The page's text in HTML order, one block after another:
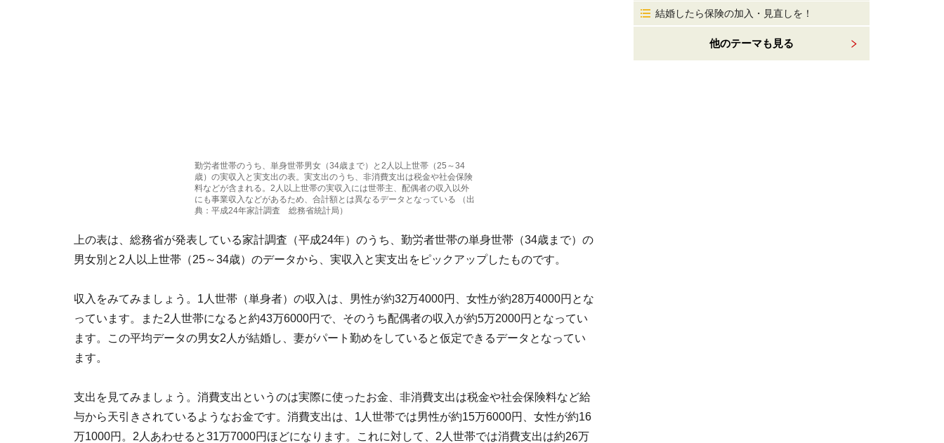
勤労者世帯のうち、単身世帯男女（34歳まで）と2人以上世帯（25～34
歳）の実収入と実支出の表。実支出のうち、非消費支出は税金や社会保険
料などが含まれる。2人以上世帯の実収入には世帯主、配偶者の収入以外
にも事業収入などがあるため、合計額とは異なるデータとなっている （出
典：平成24年家計調査 総務省統計局）
上の表は、総務省が発表している家計調査（平成24年）のうち、勤労者世帯の単身世帯（34歳まで）の
男女別と2人以上世帯（25～34歳）のデータから、実収入と実支出をピックアップしたものです。
収入をみてみましょう。1人世帯（単身者）の収入は、男性が約32万4000円、女性が約28万4000円とな
っています。また2人世帯になると約43万6000円で、そのうち配偶者の収入が約5万2000円となってい
ます。この平均データの男女2人が結婚し、妻がパート勤めをしていると仮定できるデータとなってい
ます。
支出を見てみましょう。消費支出というのは実際に使ったお金、非消費支出は税金や社会保険料など給
与から天引きされているようなお金です。消費支出は、1人世帯では男性が約15万6000円、女性が約16
万1000円。2人あわせると31万7000円ほどになります。これに対して、2人世帯では消費支出は約26万
結婚したら保険の加入・見直しを！
他のテーマも見る